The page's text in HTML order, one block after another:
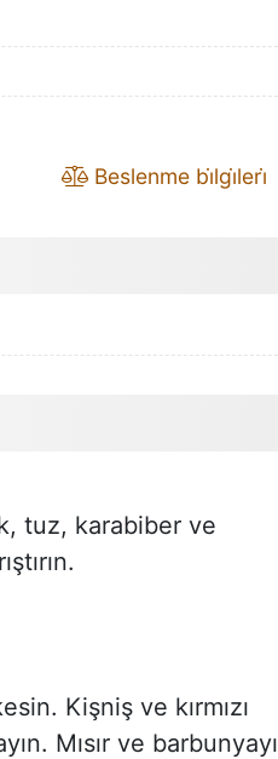
Beslenme bi̇lgi̇leri̇
tuz, karabiber ve
Kişniş ve kırmızı
Mısır ve barbunyayı